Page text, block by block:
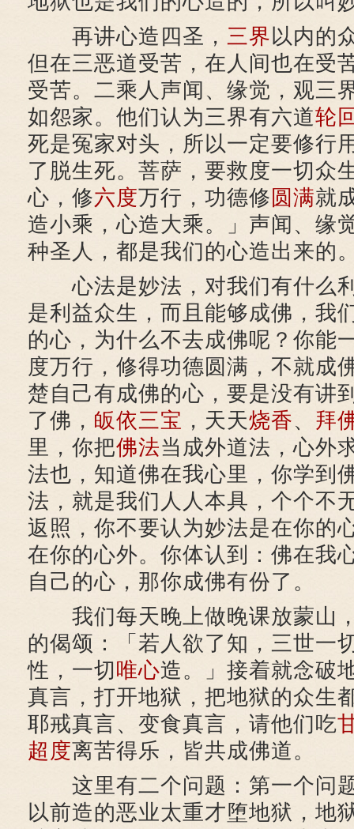
再讲心造四圣， 三界以内的
但在三恶道受苦，在人间也在受
受苦。二乘人声闻、缘觉，观三
如怨家。他们认为三界有六道轮
死是冤家对头，所以一定要修行
了脱生死。菩萨，要救度一切众
心，修六度万行，功德修 圆满就
造小乘，心造大乘。」声闻、缘
种圣人，都是我们的心造出来的
心法是妙法，对我们有什么
是利益众生，而且能够成佛，我
的心，为什么不去成佛呢？你能
度万行，修得功德圆满，不就成
楚自己有成佛的心，要是没有讲
了佛， 皈依三宝 ，天天烧香、 拜
里，你把佛法当成外道法，心外
法也，知道佛在我心里，你学到
法，就是我们人人本具，个个不
返照，你不要认为妙法是在你的
在你的心外。你体认到：佛在我
自己的心，那你成佛有份了。
我们每天晚上做晚课放蒙山
的偈颂：「若人欲了知，三世一
性，一切唯心造。」接着就念破
真言，打开地狱，把地狱的众生
耶戒真言、变食真言，请他们吃
超度离苦得乐，皆共成佛道。
这里有二个问题：第一个问
以前造的恶业太重才堕地狱，地